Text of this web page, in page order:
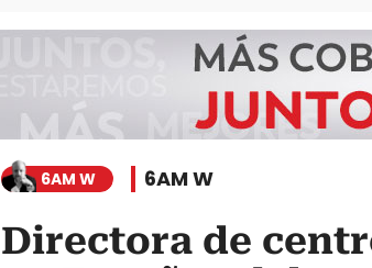
6AM W 6AM W
Directora de